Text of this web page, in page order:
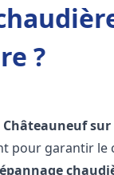
?
Châteauneuf sur
pour garantir le